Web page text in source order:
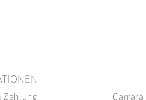
Zahlung Carrara